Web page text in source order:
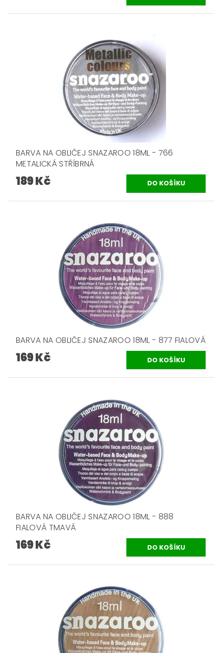
BARVA NA OBLIČEJ SNAZAROO 18ML - 766
METALICKÁ STŘÍBRNÁ
189 Kč
BARVA NA OBLIČEJ SNAZAROO 18ML - 877 FIALOVÁ
169 Kč
BARVA NA OBLIČEJ SNAZAROO 18ML - 888
FIALOVÁ TMAVÁ
169 Kč